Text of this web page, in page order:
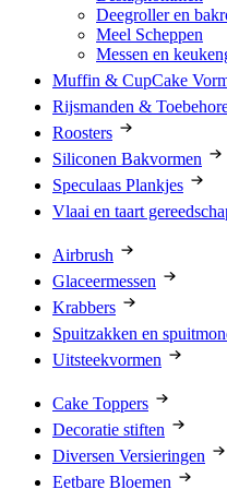
Deegroller en
Meel Scheppen
Messen en
Muffin & CupCake
Rijsmanden &
Roosters
Siliconen Bakvormen
Speculaas Plankjes
Vlaai en taart
Airbrush
Glaceermessen
Krabbers
Spuitzakken en
Uitsteekvormen
Cake Toppers
Decoratie stiften
Diversen Versieringen
Eetbare Bloemen